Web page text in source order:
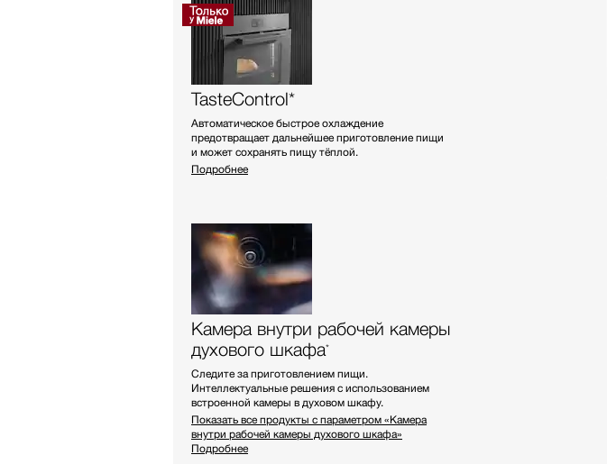
TasteControl*
Автоматическое быстрое охлаждение
предотвращает дальнейшее приготовление пищи
и может сохранять пищу тёплой.
Подробнее
Камера внутри рабочей камеры
духового шкафа*
Следите за приготовлением пищи.
Интеллектуальные решения с использованием
встроенной камеры в духовом шкафу.
Показать все продукты с параметром «Камера
внутри рабочей камеры духового шкафа»
Подробнее